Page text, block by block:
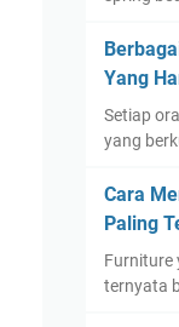
Yang
Setiap
yang
Cara
Paling
Furniture
ternyata